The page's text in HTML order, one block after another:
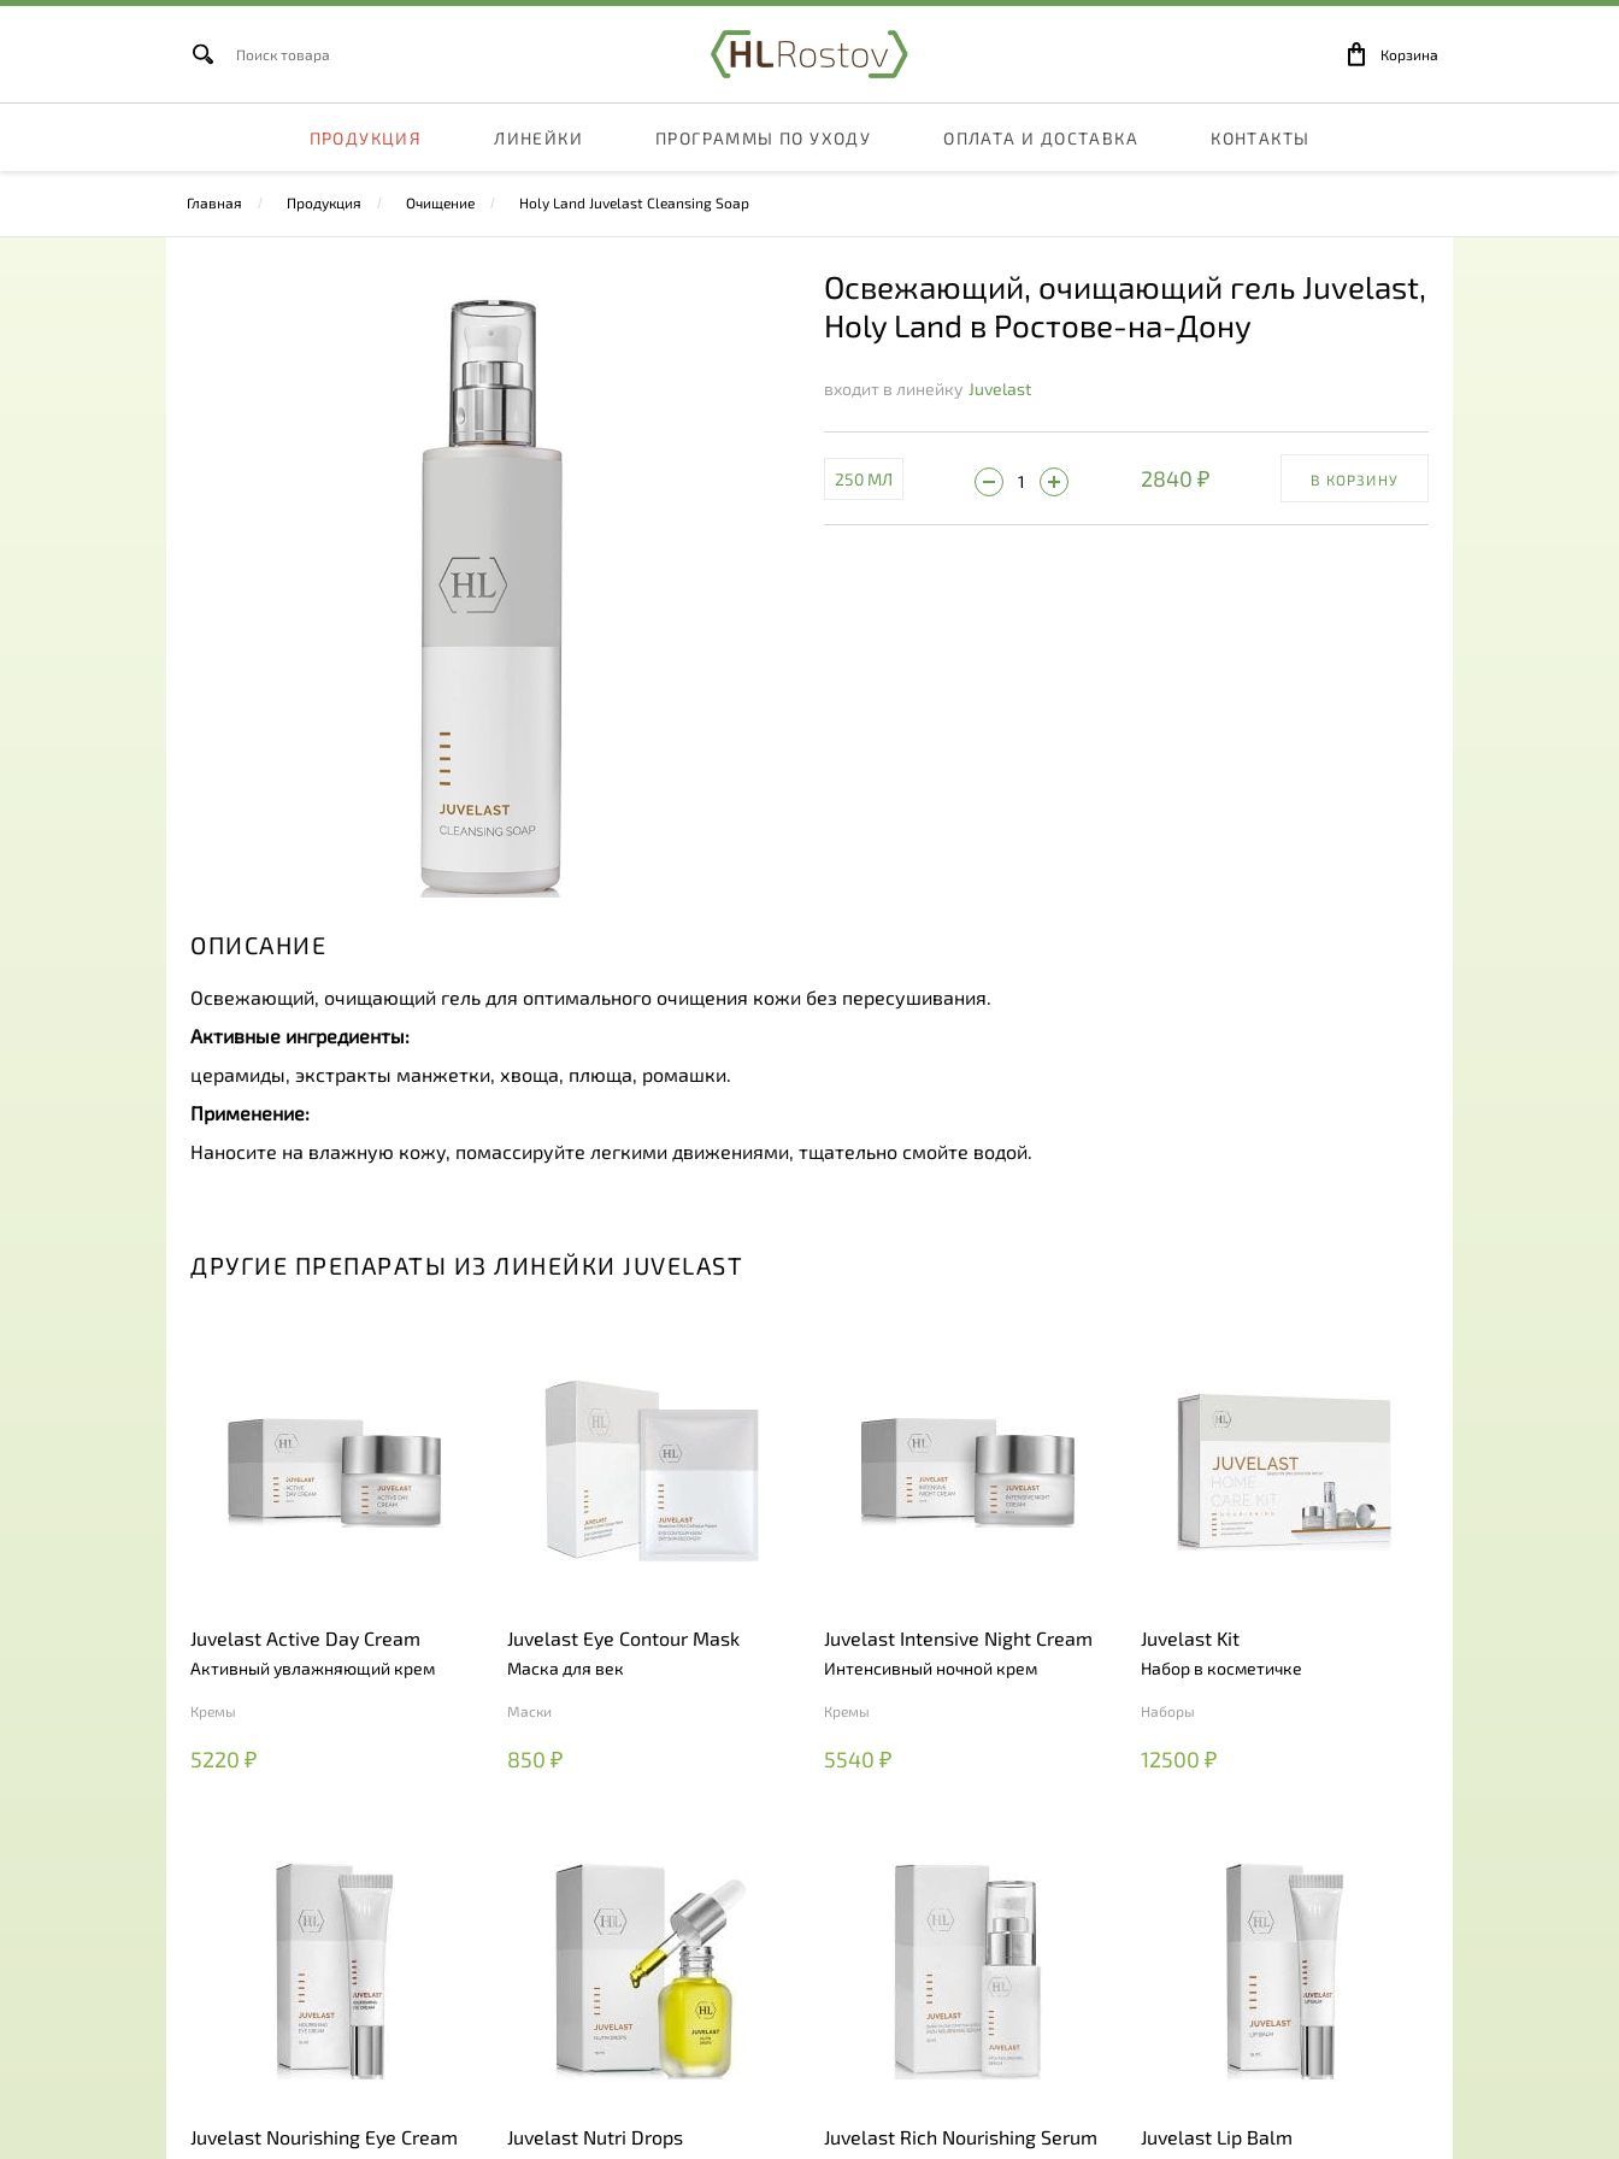
Корзина
ПРОДУКЦИЯ ЛИНЕЙКИ ПРОГРАММЫ ПО УХОДУ ОПЛАТА И ДОСТАВКА КОНТАКТЫ
Главная Продукция Очищение Holy Land Juvelast Cleansing Soap
Освежающий, очищающий гель Juvelast,
Holy Land в Ростове-на-Дону
входит в линейку Juvelast
250 МЛ 2840 ₽ В КОРЗИНУ
ОПИСАНИЕ
Освежающий, очищающий гель для оптимального очищения кожи без пересушивания.
Активные ингредиенты:
церамиды, экстракты манжетки, хвоща, плюща, ромашки.
Применение:
Наносите на влажную кожу, помассируйте легкими движениями, тщательно смойте водой.
ДРУГИЕ ПРЕПАРАТЫ ИЗ ЛИНЕЙКИ JUVELAST
Juvelast Active Day Cream
Активный увлажняющий крем
Кремы
5220 ₽
Juvelast Eye Contour Mask
Маска для век
Маски
850 ₽
Juvelast Intensive Night Cream
Интенсивный ночной крем
Кремы
5540 ₽
Juvelast Kit
Набор в косметичке
Наборы
12500 ₽
Juvelast Nourishing Eye Cream Juvelast Nutri Drops Juvelast Rich Nourishing Serum Juvelast Lip Balm